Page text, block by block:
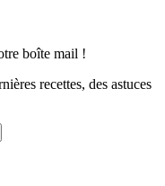
boîte mail !
recettes, des astuces